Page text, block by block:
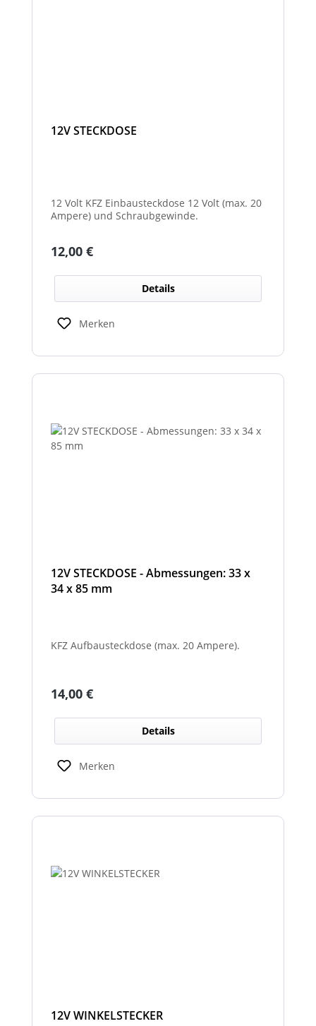
12V STECKDOSE
12 Volt KFZ Einbausteckdose 12 Volt (max. 20
Ampere) und Schraubgewinde.
Regulärer Preis:
12,00 €
Details
Merken
12V STECKDOSE - Abmessungen: 33 x
34 x 85 mm
KFZ Aufbausteckdose (max. 20 Ampere).
Regulärer Preis:
14,00 €
Details
Merken
12V WINKELSTECKER